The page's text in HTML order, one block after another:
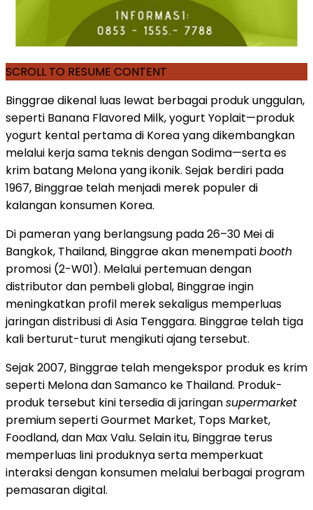
SCROLL TO RESUME CONTENT
Binggrae dikenal luas lewat berbagai produk unggulan,
seperti Banana Flavored Milk, yogurt Yoplait—produk
yogurt kental pertama di Korea yang dikembangkan
melalui kerja sama teknis dengan Sodima—serta es
krim batang Melona yang ikonik. Sejak berdiri pada
1967, Binggrae telah menjadi merek populer di
kalangan konsumen Korea.
Di pameran yang berlangsung pada 26–30 Mei di
Bangkok, Thailand, Binggrae akan menempatibooth
promosi (2-W01). Melalui pertemuan dengan
distributor dan pembeli global, Binggrae ingin
meningkatkan profil merek sekaligus memperluas
jaringan distribusi di Asia Tenggara. Binggrae telah tiga
kali berturut-turut mengikuti ajang tersebut.
Sejak 2007, Binggrae telah mengekspor produk es krim
seperti Melona dan Samanco ke Thailand. Produk-
produk tersebut kini tersedia di jaringansupermarket
premium seperti Gourmet Market, Tops Market,
Foodland, dan Max Valu. Selain itu, Binggrae terus
memperluas lini produknya serta memperkuat
interaksi dengan konsumen melalui berbagai program
pemasaran digital.